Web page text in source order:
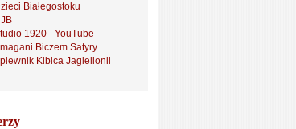
Białegostoku
1920 - YouTube
Biczem Satyry
Kibica Jagiellonii